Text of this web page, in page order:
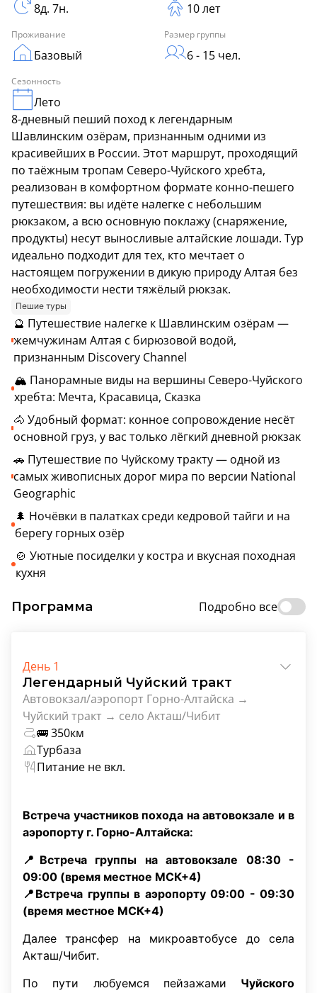
8д. 7н. 10 лет
Проживание
Базовый
Размер группы
6 - 15 чел.
Сезонность
Лето
8-дневный пеший поход к легендарным
Шавлинским озёрам, признанным одними из
красивейших в России. Этот маршрут, проходящий
по таёжным тропам Северо-Чуйского хребта,
реализован в комфортном формате конно-пешего
путешествия: вы идёте налегке с небольшим
рюкзаком, а всю основную поклажу (снаряжение,
продукты) несут выносливые алтайские лошади. Тур
идеально подходит для тех, кто мечтает о
настоящем погружении в дикую природу Алтая без
необходимости нести тяжёлый рюкзак.
Пешие туры
🔮 Путешествие налегке к Шавлинским озёрам —
жемчужинам Алтая с бирюзовой водой,
признанным Discovery Channel
🏔️ Панорамные виды на вершины Северо-Чуйского
хребта: Мечта, Красавица, Сказка
🐴 Удобный формат: конное сопровождение несёт
основной груз, у вас только лёгкий дневной рюкзак
🚗 Путешествие по Чуйскому тракту — одной из
самых живописных дорог мира по версии National
Geographic
🌲 Ночёвки в палатках среди кедровой тайги и на
берегу горных озёр
🍲 Уютные посиделки у костра и вкусная походная
кухня
Программа Подробно все
День 1
Легендарный Чуйский тракт
Автовокзал/аэропорт Горно-Алтайска →
Чуйский тракт → село Акташ/Чибит
🚌 350км
Турбаза
Питание не вкл.
Встреча участников похода на автовокзале и в
аэропорту г. Горно-Алтайска:
📍Встреча группы на автовокзале 08:30 -
09:00 (время местное МСК+4)
📍Встреча группы в аэропорту 09:00 - 09:30
(время местное МСК+4)
Далее трансфер на микроавтобусе до села
Акташ/Чибит.
По пути любуемся пейзажами Чуйского